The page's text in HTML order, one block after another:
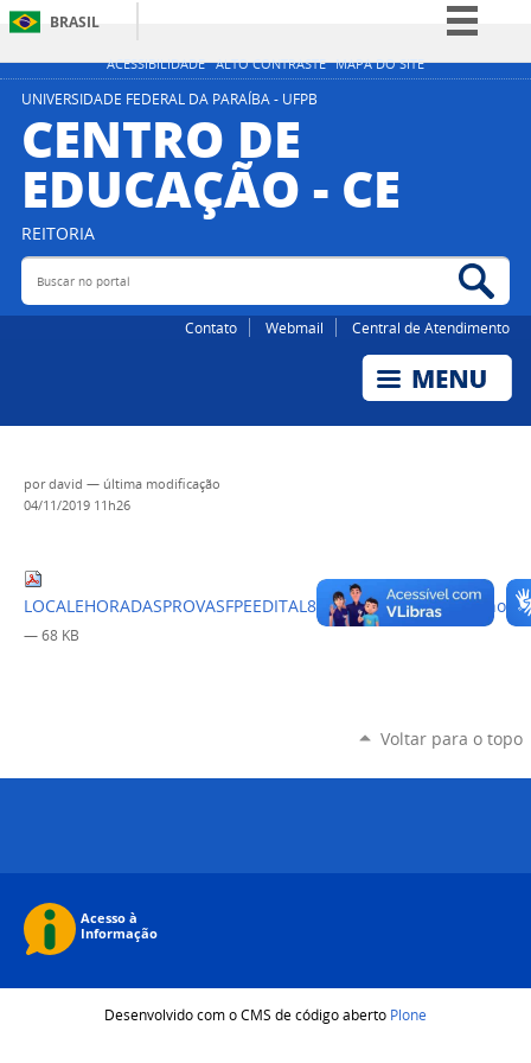
ACESSIBILIDADE ALTO CONTRASTE MAPA DO SITE
BRASIL
Simplifique!
Acesso à informação
Legislação
UNIVERSIDADE FEDERAL DA PARAÍBA - UFPB
CENTRO DE
EDUCAÇÃO - CE
REITORIA
Buscar no portal
Contato Webmail Central de Atendimento
pordavid — última modificação
04/11/2019 11h26
— 68 KB
Voltar para o topo
Desenvolvido com o CMS de código aberto Plone